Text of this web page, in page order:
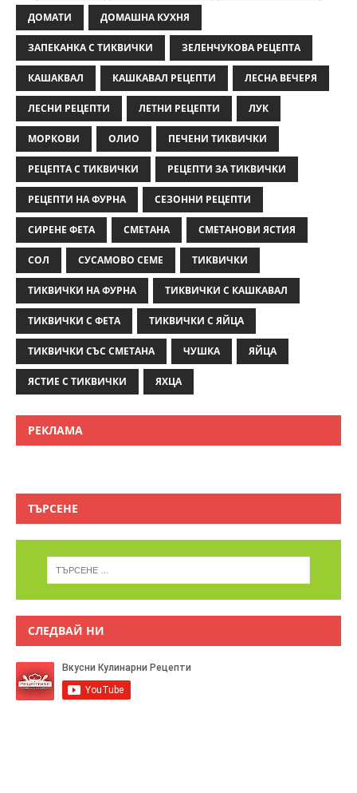
ДОМАТИ ДОМАШНА КУХНЯ
ЗАПЕКАНКА С ТИКВИЧКИ ЗЕЛЕНЧУКОВА РЕЦЕПТА
КАШАКВАЛ КАШКАВАЛ РЕЦЕПТИ ЛЕСНА ВЕЧЕРЯ
ЛЕСНИ РЕЦЕПТИ ЛЕТНИ РЕЦЕПТИ ЛУК
МОРКОВИ ОЛИО ПЕЧЕНИ ТИКВИЧКИ
РЕЦЕПТА С ТИКВИЧКИ РЕЦЕПТИ ЗА ТИКВИЧКИ
РЕЦЕПТИ НА ФУРНА СЕЗОННИ РЕЦЕПТИ
СИРЕНЕ ФЕТА СМЕТАНА СМЕТАНОВИ ЯСТИЯ
СОЛ СУСАМОВО СЕМЕ ТИКВИЧКИ
ТИКВИЧКИ НА ФУРНА ТИКВИЧКИ С КАШКАВАЛ
ТИКВИЧКИ С ФЕТА ТИКВИЧКИ С ЯЙЦА
ТИКВИЧКИ СЪС СМЕТАНА ЧУШКА ЯЙЦА
ЯСТИЕ С ТИКВИЧКИ ЯХЦА
РЕКЛАМА
ТЪРСЕНЕ
СЛЕДВАЙ НИ